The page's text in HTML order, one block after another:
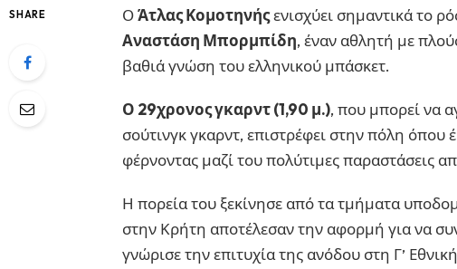
SHARE ΟΆτλας Κομοτηνήςενισχύει σημαντικά το
Αναστάση Μπορμπίδη, έναν αθλητή με
βαθιά γνώση του ελληνικού μπάσκετ.
Ο 29χρονος γκαρντ (1,90 μ.), που μπορεί να
σούτινγκ γκαρντ, επιστρέφει στην πόλη
φέρνοντας μαζί του πολύτιμες παραστάσεις
Η πορεία του ξεκίνησε από τα τμήματα
στην Κρήτη αποτέλεσαν την αφορμή για να
γνώρισε την επιτυχία της ανόδου στη Γ’